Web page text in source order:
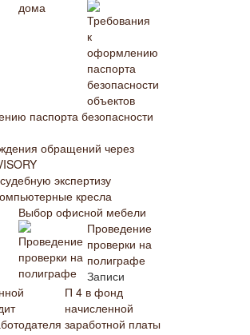
паспорта безопасности
обращений через
экспертизу
кресла
Выбор офисной мебели
Проведение
проверки на
полиграфе
Записи
П 4 в фонд
начисленной
заработной платы